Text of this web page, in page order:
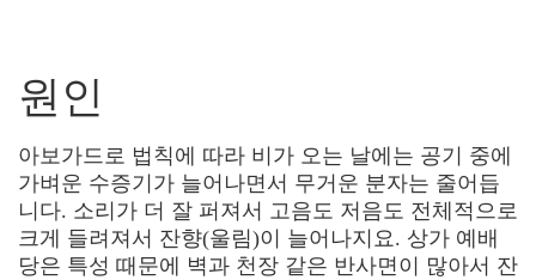
원인
아보가드로 법칙에 따라 비가 오는 날에는 공기 중에
가벼운 수증기가 늘어나면서 무거운 분자는 줄어듭
니다. 소리가 더 잘 퍼져서 고음도 저음도 전체적으로
크게 들려져서 잔향(울림)이 늘어나지요. 상가 예배
당은 특성 때문에 벽과 천장 같은 반사면이 많아서 잔